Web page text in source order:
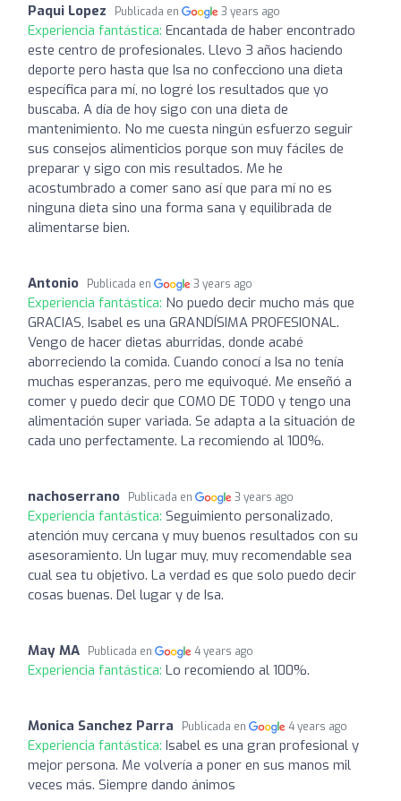
Paqui Lopez Publicada en 3 years ago
Experiencia fantástica: Encantada de haber encontrado
este centro de profesionales. Llevo 3 años haciendo
deporte pero hasta que Isa no confecciono una dieta
específica para mí, no logré los resultados que yo
buscaba. A día de hoy sigo con una dieta de
mantenimiento. No me cuesta ningún esfuerzo seguir
sus consejos alimenticios porque son muy fáciles de
preparar y sigo con mis resultados. Me he
acostumbrado a comer sano así que para mí no es
ninguna dieta sino una forma sana y equilibrada de
alimentarse bien.
Antonio Publicada en 3 years ago
Experiencia fantástica: No puedo decir mucho más que
GRACIAS, Isabel es una GRANDÍSIMA PROFESIONAL.
Vengo de hacer dietas aburridas, donde acabé
aborreciendo la comida. Cuando conocí a Isa no tenía
muchas esperanzas, pero me equivoqué. Me enseñó a
comer y puedo decir que COMO DE TODO y tengo una
alimentación super variada. Se adapta a la situación de
cada uno perfectamente. La recomiendo al 100%.
nachoserrano Publicada en 3 years ago
Experiencia fantástica: Seguimiento personalizado,
atención muy cercana y muy buenos resultados con su
asesoramiento. Un lugar muy, muy recomendable sea
cual sea tu objetivo. La verdad es que solo puedo decir
cosas buenas. Del lugar y de Isa.
May MA Publicada en 4 years ago
Experiencia fantástica: Lo recomiendo al 100%.
Monica Sanchez Parra Publicada en 4 years ago
Experiencia fantástica: Isabel es una gran profesional y
mejor persona. Me volvería a poner en sus manos mil
veces más. Siempre dando ánimos